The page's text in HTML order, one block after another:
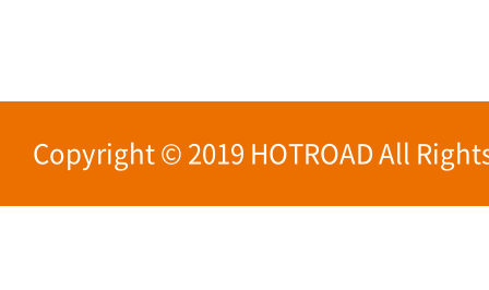
Copyright © 2019 HOTROAD All